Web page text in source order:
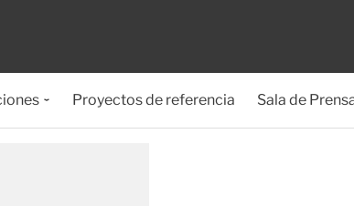
Proyectos de referencia Sala de